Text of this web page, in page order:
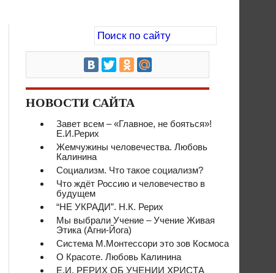
НОВОСТИ САЙТА
Завет всем – «Главное, не бояться»!
Е.И.Рерих
Жемчужины человечества. Любовь
Калинина
Социализм. Что такое социализм?
Что ждёт Россию и человечество в
будущем
“НЕ УКРАДИ”. Н.К. Рерих
Мы выбрали Учение – Учение Живая
Этика (Агни-Йога)
Система М.Монтессори это зов Космоса
О Красоте. Любовь Калинина
Е.И. РЕРИХ ОБ УЧЕНИИ ХРИСТА